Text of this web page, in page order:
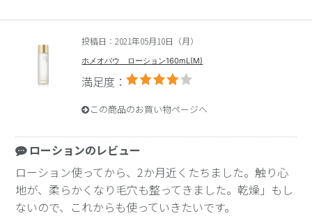
投稿日：2021年05月10日（月）
ホメオバウ ローション160mL(M)
満足度：
この商品のお買い物ページへ
ローションのレビュー
ローション使ってから、2か月近くたちました。触り心
地が、柔らかくなり毛穴も整ってきました。乾燥」もし
ないので、これからも使っていきたいです。